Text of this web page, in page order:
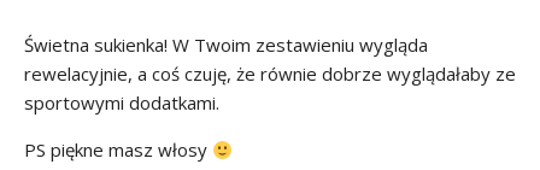
Świetna sukienka! W Twoim zestawieniu wygląda
rewelacyjnie, a coś czuję, że równie dobrze wyglądałaby ze
sportowymi dodatkami.
PS piękne masz włosy